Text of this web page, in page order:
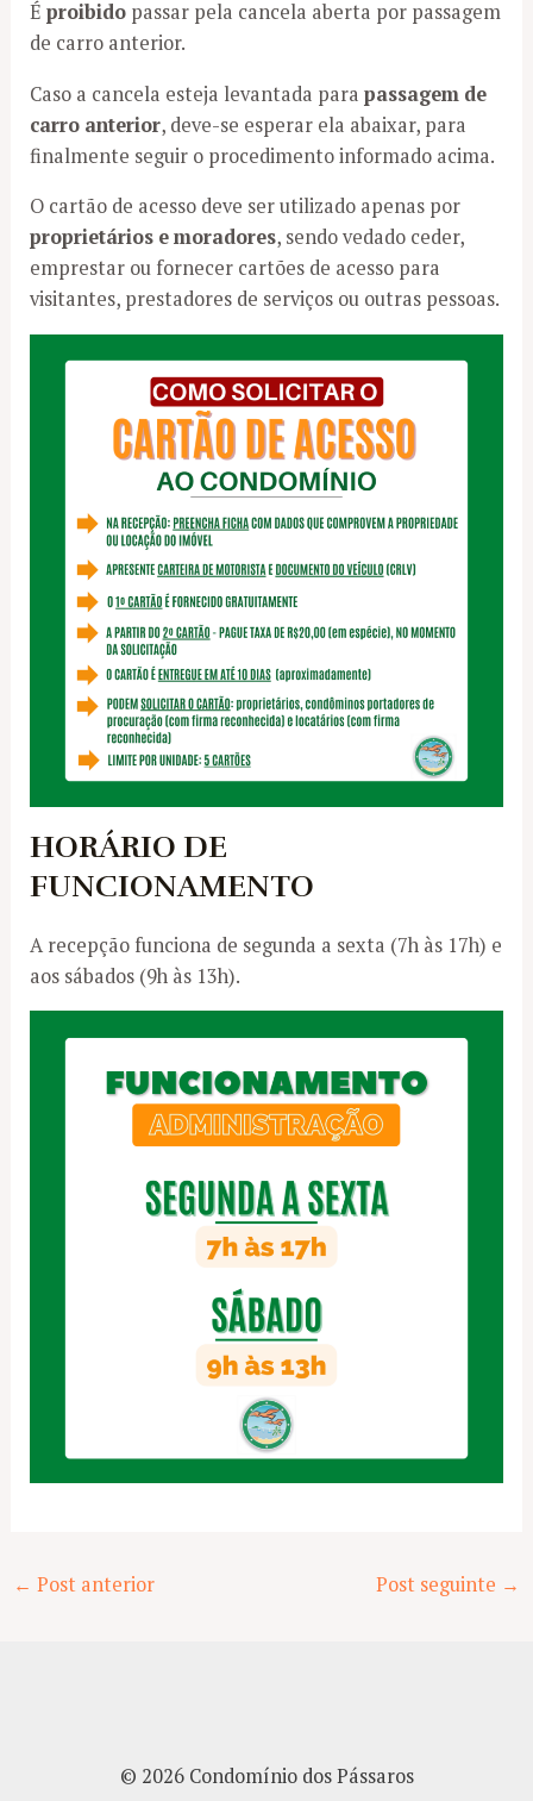
Éproibido passar pela cancela aberta por passagem
de carro anterior.
Caso a cancela esteja levantada parapassagem de
carro anterior, deve-se esperar ela abaixar, para
finalmente seguir o procedimento informado acima.
O cartão de acesso deve ser utilizado apenas por
proprietários e moradores, sendo vedado ceder,
emprestar ou fornecer cartões de acesso para
visitantes, prestadores de serviços ou outras pessoas.
HORÁRIO DE
FUNCIONAMENTO
A recepção funciona de segunda a sexta (7h às 17h) e
aos sábados (9h às 13h).
Post
← Post anterior Post seguinte →
© 2026 Condomínio dos Pássaros